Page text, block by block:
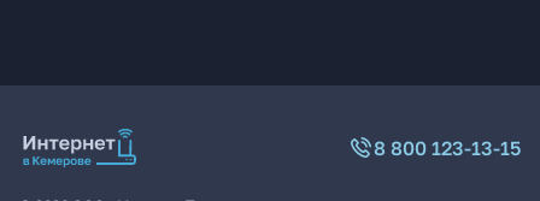
8 800 123-13-15